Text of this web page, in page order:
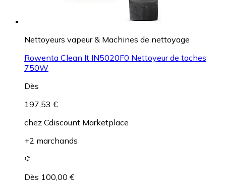
Nettoyeurs vapeur & Machines de nettoyage
Rowenta Clean It IN5020F0 Nettoyeur de taches
750W
Dès
197,53 €
chez Cdiscount Marketplace
+2 marchands
Dès 100,00 €